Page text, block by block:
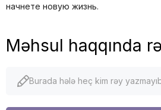
начнете новую жизнь.
Məhsul haqqında
Burada hələ heç kim rəy